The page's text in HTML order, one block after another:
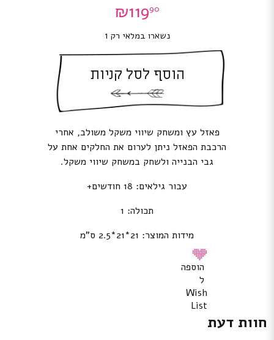
₪11990
נשארו במלאי רק 1
הוסף לסל קניות
פאזל עץ ומשחק שיווי משקל משולב, אחרי
הרכבת הפאזל ניתן לערום את החלקים אחת על
גבי הבנייה ולשחק במשחק שיווי משקל.
עבור גילאים: 18 חודשים+
תכולה: 1
מידות המוצר: 21*21*2.5 ס”מ
הוספה
ל
Wish
List
חוות דעת